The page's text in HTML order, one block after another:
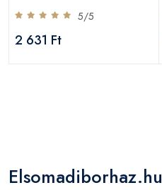
5/5
2 631 Ft
Elsomadiborhaz.hu